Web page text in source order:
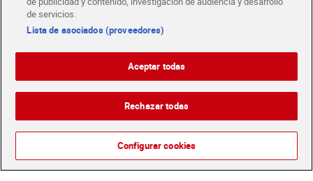
de servicios.
Lista de asociados (proveedores)
Aceptar todas
Rechazar todas
Configurar cookies